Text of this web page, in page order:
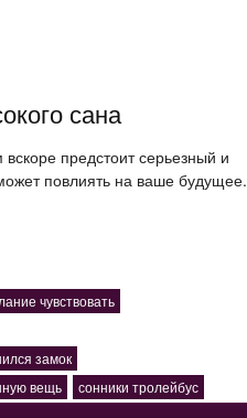
сана
предстоит серьезный и
повлиять на ваше будущее.
чувствовать
замок
вещь сонники тролейбус